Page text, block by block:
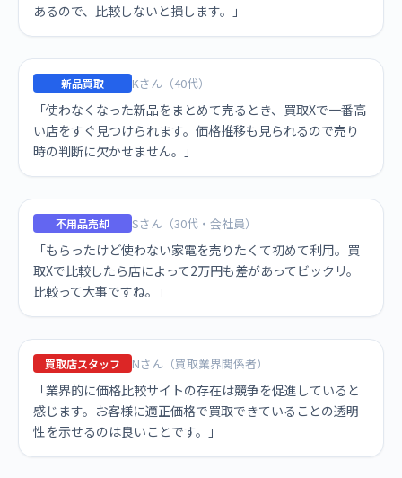
あるので、比較しないと損します。」
新品買取 Kさん（40代）
「使わなくなった新品をまとめて売るとき、買取Xで一番高
い店をすぐ見つけられます。価格推移も見られるので売り
時の判断に欠かせません。」
不用品売却 Sさん（30代・会社員）
「もらったけど使わない家電を売りたくて初めて利用。買
取Xで比較したら店によって2万円も差があってビックリ。
比較って大事ですね。」
買取店スタッフ Nさん（買取業界関係者）
「業界的に価格比較サイトの存在は競争を促進していると
感じます。お客様に適正価格で買取できていることの透明
性を示せるのは良いことです。」